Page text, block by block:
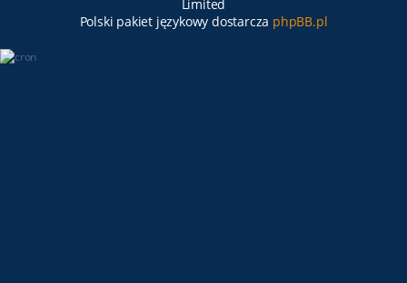
Limited
Polski pakiet językowy dostarcza phpBB.pl